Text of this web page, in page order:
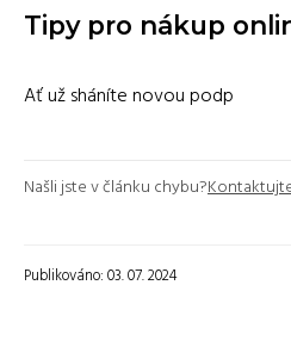
Tipy pro nákup
Ať už sháníte novou podp
Našli jste v článku chybu?
Publikováno: 03. 07. 2024